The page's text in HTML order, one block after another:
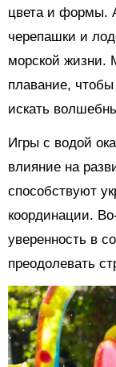
цвета и формы.
черепашки и
морской жизни.
плавание,
искать
Игры с водой
влияние на
способствуют
координации.
уверенность в
преодолевать